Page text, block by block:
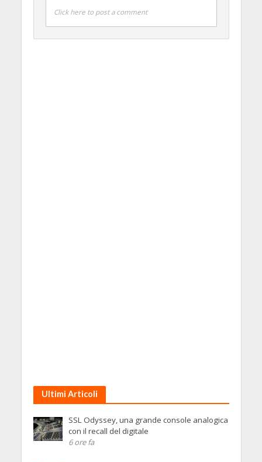
Click here to post a comment
Ultimi Articoli
SSL Odyssey, una grande console analogica
con il recall del digitale
6 ore fa